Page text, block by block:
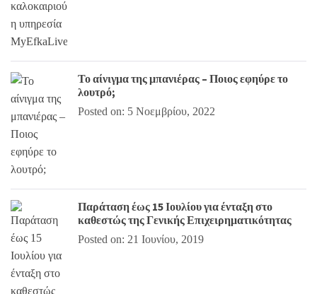
Το αίνιγμα της μπανιέρας – Ποιος εφηύρε το
λουτρό;
Posted on: 5 Νοεμβρίου, 2022
Παράταση έως 15 Ιουλίου για ένταξη στο
καθεστώς της Γενικής Επιχειρηματικότητας
Posted on: 21 Ιουνίου, 2019